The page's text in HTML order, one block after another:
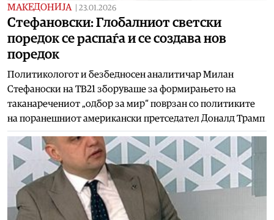
МАКЕДОНИЈА 23.01.2026
Стефановски: Глобалниот светски
поредок се распаѓа и се создава нов
поредок
Политикологот и безбедносен аналитичар Милан
Стефаноски на ТВ21 зборуваше за формирањето на
таканаречениот „одбор за мир“ поврзан со политиките
на поранешниот американски претседател Доналд Трамп